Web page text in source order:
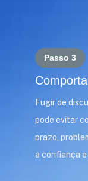
Passo 3
Fugir de
pode evitar
prazo,
a confiança